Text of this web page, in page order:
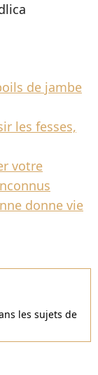
de jambe
les fesses,
votre
donne vie
les sujets de